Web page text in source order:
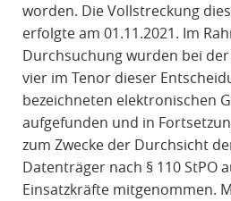
worden. Die Vollstreckung
erfolgte am 01.11.2021. Im
Durchsuchung wurden bei
vier im Tenor dieser
bezeichneten elektronischen
aufgefunden und in
zum Zwecke der Durchsicht
Datenträger nach § 110 StPO
Einsatzkräfte mitgenommen.